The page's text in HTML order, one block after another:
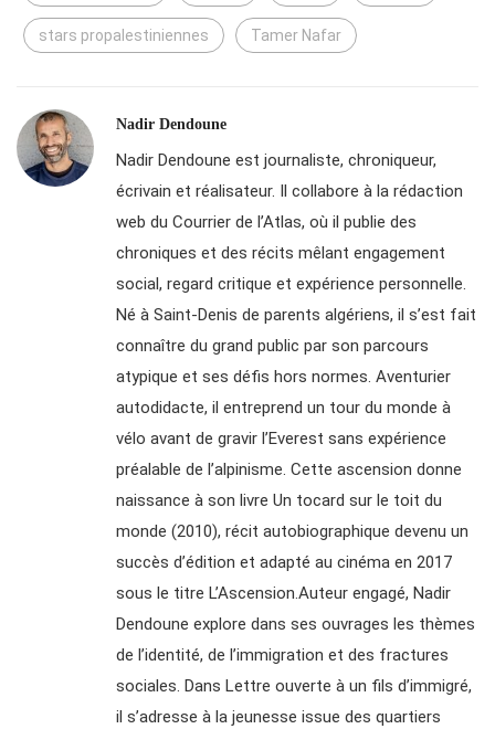
stars propalestiniennes Tamer Nafar
Nadir Dendoune
Nadir Dendoune est journaliste, chroniqueur,
écrivain et réalisateur. Il collabore à la rédaction
web du Courrier de l’Atlas, où il publie des
chroniques et des récits mêlant engagement
social, regard critique et expérience personnelle.
Né à Saint-Denis de parents algériens, il s’est fait
connaître du grand public par son parcours
atypique et ses défis hors normes. Aventurier
autodidacte, il entreprend un tour du monde à
vélo avant de gravir l’Everest sans expérience
préalable de l’alpinisme. Cette ascension donne
naissance à son livre Un tocard sur le toit du
monde (2010), récit autobiographique devenu un
succès d’édition et adapté au cinéma en 2017
sous le titre L’Ascension.Auteur engagé, Nadir
Dendoune explore dans ses ouvrages les thèmes
de l’identité, de l’immigration et des fractures
sociales. Dans Lettre ouverte à un fils d’immigré,
il s’adresse à la jeunesse issue des quartiers